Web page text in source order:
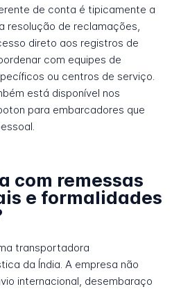
de conta é tipicamente a
resolução de reclamações,
direto aos registros de
com equipes de
ou centros de serviço.
está disponível nos
para embarcadores que
com remessas
e formalidades
transportadora
da Índia. A empresa não
internacional, desembaraço